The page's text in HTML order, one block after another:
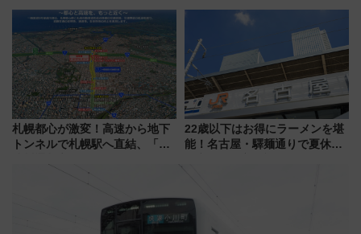
ン 場所や営業時間・限定弁当
を紹介
車、観覧スポット情報と周辺観
光まとめ（7/28開催）
札幌都心が激変！高速から地下
トンネルで札幌駅へ直結、「創
22歳以下はお得にラーメンを堪
能！名古屋・驛麺通りで夏休み